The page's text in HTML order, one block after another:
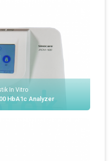
In Vitro
HbA1c Analyzer